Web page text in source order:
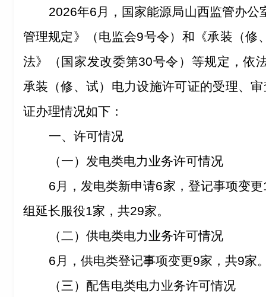
2026年6 月，国家能源局山西监管办
管理规定》（电监会9号令）和《承装（修
法》（国家发改委第30号令） 等规定，依
承装（修、试）电力设施许可证的受理、
证办理情况如下：
一、许可情况
（一） 发电类电力业务许可情况
6 月，发电类新申请6家，登记事项变更
组延长服役1家，共29家。
（二） 供电类电力业务许可情况
6 月，供电类登记事项变更9家，共9家
（三 ） 配售电类电力业务许可情况